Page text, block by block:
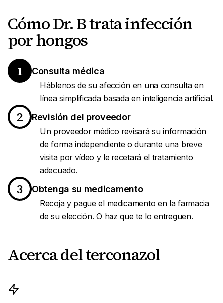
Cómo Dr. B trata infección
por hongos
1 Consulta médica
Háblenos de su afección en una consulta en
línea simplificada basada en inteligencia artificial.
2 Revisión del proveedor
Un proveedor médico revisará su información
de forma independiente o durante una breve
visita por vídeo y le recetará el tratamiento
adecuado.
3 Obtenga su medicamento
Recoja y pague el medicamento en la farmacia
de su elección. O haz que te lo entreguen.
Acerca del terconazol